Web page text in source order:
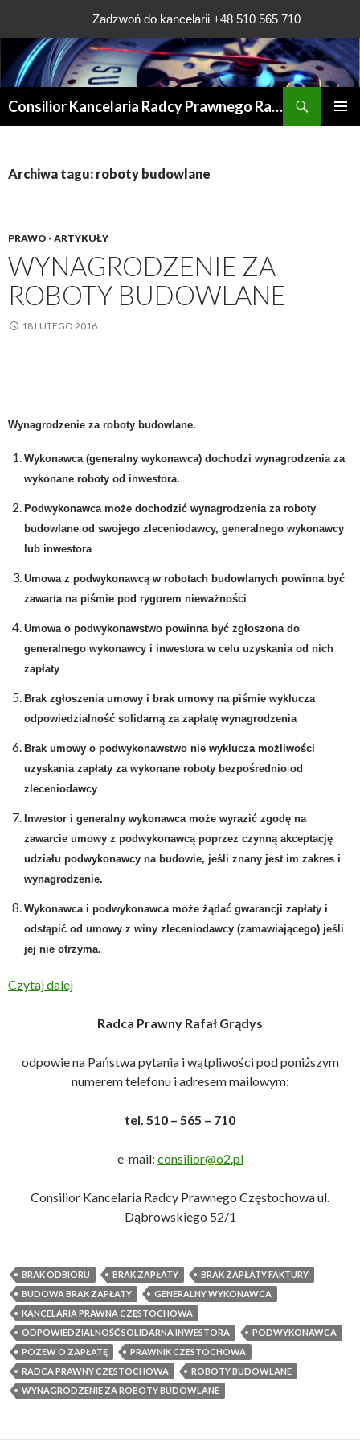
Zadzwoń do kancelarii +48 510 565 710
Consilior Kancelaria Radcy Prawnego Rafała Grądys
Archiwa tagu: roboty budowlane
PRAWO - ARTYKUŁY
WYNAGRODZENIE ZA
ROBOTY BUDOWLANE
18 LUTEGO 2016
Wynagrodzenie za roboty budowlane.
Wykonawca (generalny wykonawca) dochodzi wynagrodzenia za
wykonane roboty od inwestora.
Podwykonawca może dochodzić wynagrodzenia za roboty
budowlane od swojego zleceniodawcy, generalnego wykonawcy
lub inwestora
Umowa z podwykonawcą w robotach budowlanych powinna być
zawarta na piśmie pod rygorem nieważności
Umowa o podwykonawstwo powinna być zgłoszona do
generalnego wykonawcy i inwestora w celu uzyskania od nich
zapłaty
Brak zgłoszenia umowy i brak umowy na piśmie wyklucza
odpowiedzialność solidarną za zapłatę wynagrodzenia
Brak umowy o podwykonawstwo nie wyklucza możliwości
uzyskania zapłaty za wykonane roboty bezpośrednio od
zleceniodawcy
Inwestor i generalny wykonawca może wyrazić zgodę na
zawarcie umowy z podwykonawcą poprzez czynną akceptację
udziału podwykonawcy na budowie, jeśli znany jest im zakres i
wynagrodzenie.
Wykonawca i podwykonawca może żądać gwarancji zapłaty i
odstąpić od umowy z winy zleceniodawcy (zamawiającego) jeśli
jej nie otrzyma.
Czytaj dalej
Radca Prawny Rafał Grądys
odpowie na Państwa pytania i wątpliwości pod poniższym
numerem telefonu i adresem mailowym:
tel. 510 – 565 – 710
e-mail: consilior@o2.pl
Consilior Kancelaria Radcy Prawnego Częstochowa ul.
Dąbrowskiego 52/1
BRAK ODBIORU BRAK ZAPŁATY
BRAK ZAPŁATY FAKTURY
BUDOWA BRAK ZAPŁATY
GENERALNY WYKONAWCA
KANCELARIA PRAWNA CZĘSTOCHOWA
ODPOWIEDZIALNOŚĆ SOLIDARNA INWESTORA
PODWYKONAWCA
POZEW O ZAPŁATĘ
PRAWNIK CZESTOCHOWA
RADCA PRAWNY CZĘSTOCHOWA
ROBOTY BUDOWLANE
WYNAGRODZENIE ZA ROBOTY BUDOWLANE